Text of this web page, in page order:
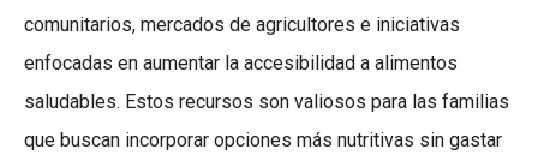
comunitarios, mercados de agricultores e iniciativas
enfocadas en aumentar la accesibilidad a alimentos
saludables. Estos recursos son valiosos para las familias
que buscan incorporar opciones más nutritivas sin gastar